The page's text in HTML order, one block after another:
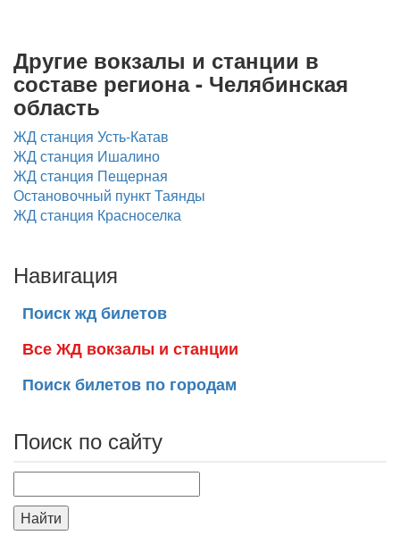
Другие вокзалы и станции в
составе региона - Челябинская
область
ЖД станция Усть-Катав
ЖД станция Ишалино
ЖД станция Пещерная
Остановочный пункт Таянды
ЖД станция Красноселка
Навигация
Поиск жд билетов
Все ЖД вокзалы и станции
Поиск билетов по городам
Поиск по сайту
Найти